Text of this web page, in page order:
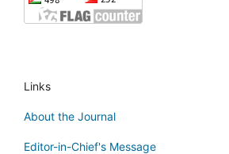
Links
About the Journal
Editor-in-Chief's Message